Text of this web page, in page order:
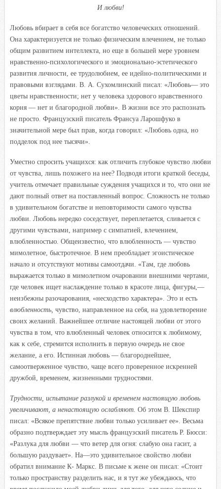
И любви!
Любовь вбирает в себя все богатство человеческих отношений.
Она характеризуется не только физическим влечением, не только
общим развитием интеллекта, но еще в большей мере уровнем
нравственно-психологического и эмоционально-эстетического
развития личности, ее трудолюбием, ее идейно-политическими и
правовыми взглядами. В. А. Сухомлинский писал: «Любовь— это
цветы нравственности; нет у человека здорового нравственного
корня — нет и благородной любви». В жизни все это распознать
не просто. Французский писатель Франсуа Ларошфуко в
значительной мере был прав, когда говорил: «Любовь одна, но
подделок под нее тысячи».
Уместно спросить учащихся: как отличить глубокое чувство любви
от чувства, лишь похожего на нее? Подводя итоги краткой беседы,
учитель отмечает правильные суждения учащихся и то, что они не
дают полный ответ на поставленный вопрос. Сложность не только
в удивительном богатстве и неповторимости самого чувства
любви. Любовь нередко соседствует, переплетается, сливается с
другими чувствами, например с симпатией, влечением,
влюбленностью. Общеизвестно, что влюбленность — чувство
мимолетное, быстротечное. В нем преобладает эгоистическое
начало и отсутствуют мотивы самоотдачи. «Там, где любовь
выражается только в мимолетном очаровании внешними чертами,
где человек ищет наслаждение только в красоте лица, фигуры,—
неизбежны разочарования, «несходство характера». Это и есть
влюбленность, чувство, направленное на себя, на удовлетворение
своих желаний. Важнейшее отличие настоящей любви от этого
чувства в том, что влюбленный человек относится к любимому,
как к себе, стремится исполнить в первую очередь не свое
желание, а его. Истинная любовь — благороднейшее,
самоотверженное чувство, чаще всего проверенное искренней
дружбой, временем, жизненными трудностями.
Трудности, испытание разлукой и временем настоящую любовь
увеличивают, а ненастоящую ослабляют. Об этом В. Шекспир
писал: «Всякое препятствие любви только усиливает ее». Весьма
образно подтверждает эту мысль французский писатель Р. Бюсси:
«Разлука для любви — что ветер для огня: слабую она гасит, а
большую раздувает». На—это удивительное свойство любви
обратил внимание К- Маркс. В письме к жене он писал: «Стоит
только пространству разделить нас, и я тут же убеждаюсь, что